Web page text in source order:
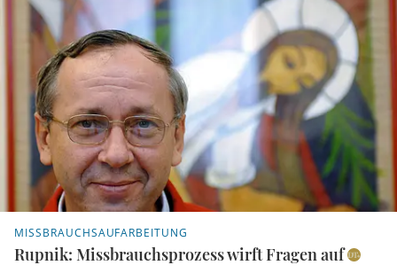
MISSBRAUCHSAUFARBEITUNG
Rupnik: Missbrauchsprozess wirft Fragen auf